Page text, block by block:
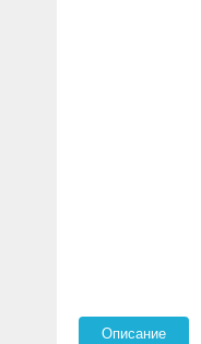
Описание